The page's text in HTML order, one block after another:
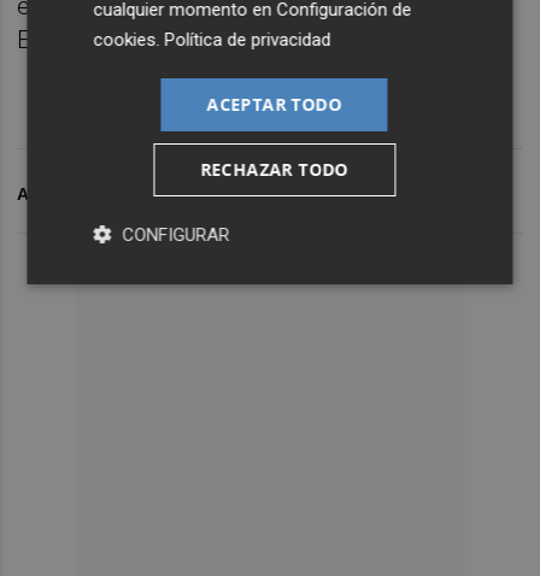
en el desarrollo residencial de alta gama en
Europa.
ARCHIVADO EN BENIDORM
cualquier momento enConfiguración de
cookies.Política de privacidad
ACEPTAR TODO
RECHAZAR TODO
CONFIGURAR